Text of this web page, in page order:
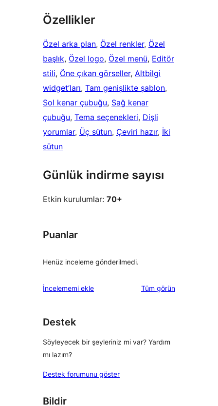
Özellikler
Özel arka plan, Özel renkler, Özel
başlık, Özel logo, Özel menü, Editör
stili, Öne çıkan görseller, Altbilgi
widget’ları, Tam genişlikte şablon
Sol kenar çubuğu, Sağ kenar
çubuğu, Tema seçenekleri, Dişli
yorumlar, Üç sütun, Çeviri hazır, İki
sütun
Günlük indirme sayısı
Etkin kurulumlar: 70+
Puanlar
Henüz inceleme gönderilmedi.
İncelememi ekle Tüm değerlendirmeleri
görün
Destek
Söyleyecek bir şeyleriniz mi var? Yardım
mı lazım?
Destek forumunu göster
Bildir